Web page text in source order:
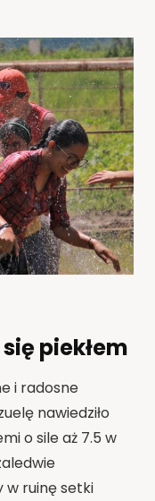
piekłem
i radosne
nawiedziło
o sile aż 7.5 w
w ruinę setki